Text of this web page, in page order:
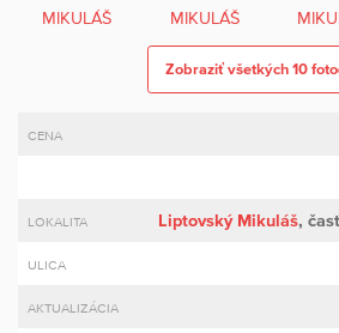
Zobraziť všetkých 10
CENA
LOKALITA Liptovský Mikuláš,
ULICA
AKTUALIZÁCIA